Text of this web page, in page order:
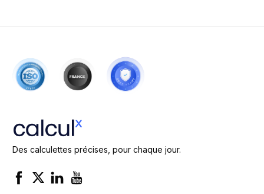
Des calculettes précises, pour chaque jour.